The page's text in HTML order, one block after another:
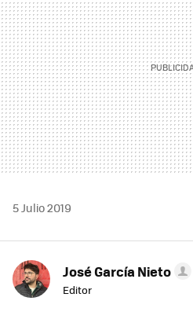
5 Julio 2019
José García Nieto
Editor